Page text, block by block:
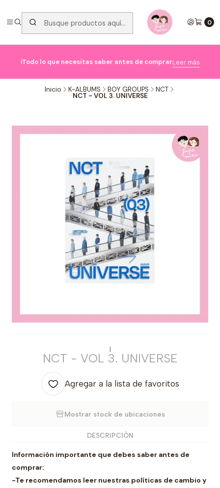
0
ℹ️Todo lo que necesitas saber antes de comprarLeer más
Inicio K-ALBUMS BOY GROUPS NCT
NCT - VOL 3. UNIVERSE
|
NCT - VOL 3. UNIVERSE
Agregar a la lista de favoritos
Mostrar stock de ubicaciones
DESCRIPCIÓN
Información importante que debes saber antes de
comprar:
-Te recomendamos leer nuestras políticas de cambio y